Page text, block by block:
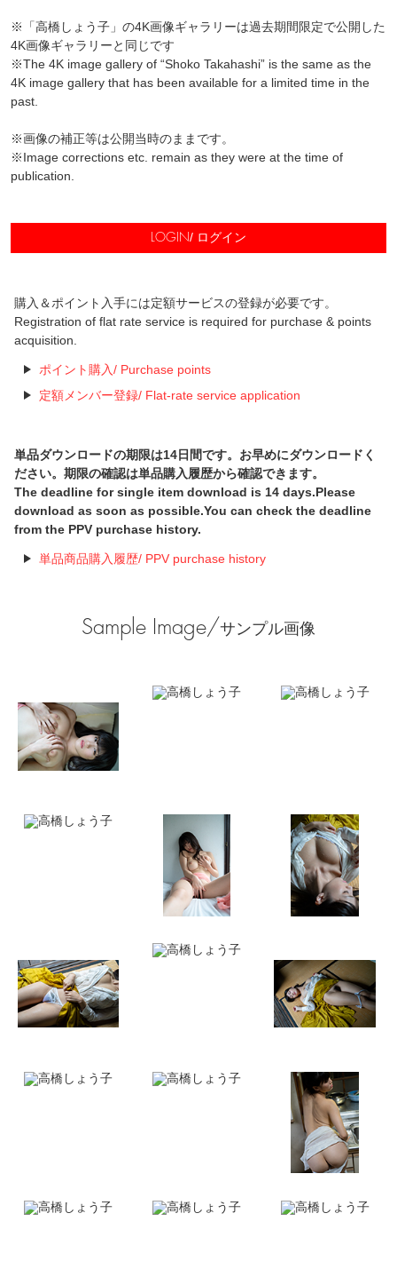
※「高橋しょう子」の4K画像ギャラリーは過去期間限定で公開した
4K画像ギャラリーと同じです
※The 4K image gallery of “Shoko Takahashi” is the same as the
4K image gallery that has been available for a limited time in the
past.
※画像の補正等は公開当時のままです。
※Image corrections etc. remain as they were at the time of
publication.
LOGIN/ ログイン
購入＆ポイント入手には定額サービスの登録が必要です。
Registration of flat rate service is required for purchase & points
acquisition.
ポイント購入/ Purchase points
定額メンバー登録/ Flat-rate service application
単品ダウンロードの期限は14日間です。お早めにダウンロードく
ださい。期限の確認は単品購入履歴から確認できます。
The deadline for single item download is 14 days.Please
download as soon as possible.You can check the deadline
from the PPV purchase history.
単品商品購入履歴/ PPV purchase history
Sample Image/サンプル画像